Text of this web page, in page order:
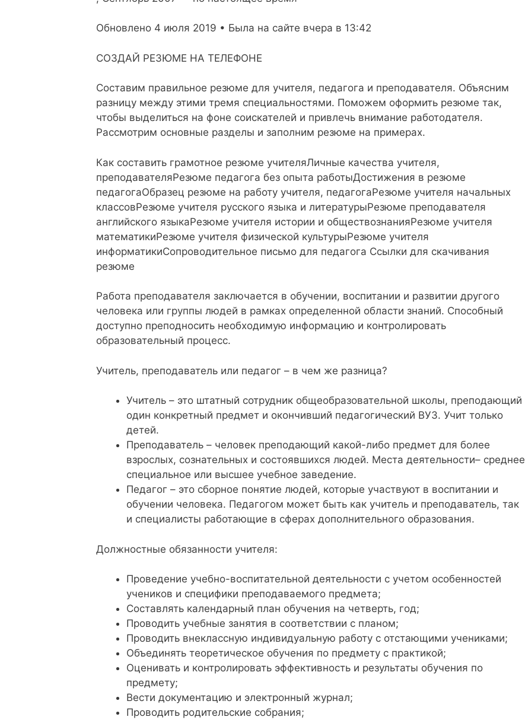
Обновлено 4 июля 2019 • Была на сайте вчера в 13:42
СОЗДАЙ РЕЗЮМЕ НА ТЕЛЕФОНЕ
Составим правильное резюме для учителя, педагога и преподавателя. Объясним
разницу между этими тремя специальностями. Поможем оформить резюме так,
чтобы выделиться на фоне соискателей и привлечь внимание работодателя.
Рассмотрим основные разделы и заполним резюме на примерах.
Как составить грамотное резюме учителяЛичные качества учителя,
преподавателяРезюме педагога без опыта работыДостижения в резюме
педагогаОбразец резюме на работу учителя, педагогаРезюме учителя начальных
классовРезюме учителя русского языка и литературыРезюме преподавателя
английского языкаРезюме учителя истории и обществознанияРезюме учителя
математикиРезюме учителя физической культурыРезюме учителя
информатикиСопроводительное письмо для педагога Ссылки для скачивания
резюме
Работа преподавателя заключается в обучении, воспитании и развитии другого
человека или группы людей в рамках определенной области знаний. Способный
доступно преподносить необходимую информацию и контролировать
образовательный процесс.
Учитель, преподаватель или педагог – в чем же разница?
Учитель – это штатный сотрудник общеобразовательной школы, преподающий
один конкретный предмет и окончивший педагогический ВУЗ. Учит только
детей.
Преподаватель – человек преподающий какой-либо предмет для более
взрослых, сознательных и состоявшихся людей. Места деятельности– среднее
специальное или высшее учебное заведение.
Педагог – это сборное понятие людей, которые участвуют в воспитании и
обучении человека. Педагогом может быть как учитель и преподаватель, так
и специалисты работающие в сферах дополнительного образования.
Должностные обязанности учителя:
Проведение учебно-воспитательной деятельности с учетом особенностей
учеников и специфики преподаваемого предмета;
Составлять календарный план обучения на четверть, год;
Проводить учебные занятия в соответствии с планом;
Проводить внеклассную индивидуальную работу с отстающими учениками;
Объединять теоретическое обучения по предмету с практикой;
Оценивать и контролировать эффективность и результаты обучения по
предмету;
Вести документацию и электронный журнал;
Проводить родительские собрания;